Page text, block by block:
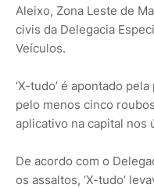
Aleixo, Zona Leste de
civis da Delegacia
Veículos.
‘X-tudo’ é apontado
pelo menos cinco
aplicativo na capital nos
De acordo com o
os assaltos, ‘X-tudo’